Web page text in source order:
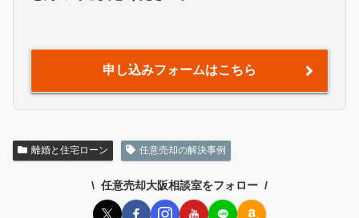
申し込みフォームはこちら
離婚と住宅ローン 任意売却の解決事例
任意売却大阪相談室をフォロー